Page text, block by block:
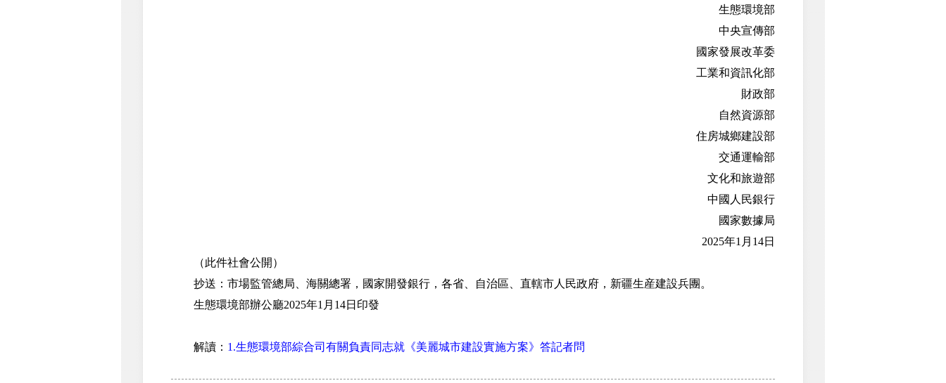
生態環境部
中央宣傳部
國家發展改革委
工業和資訊化部
財政部
自然資源部
住房城鄉建設部
交通運輸部
文化和旅遊部
中國人民銀行
國家數據局
2025年1月14日
（此件社會公開）
抄送：市場監管總局、海關總署，國家開發銀行，各省、自治區、直轄市人民政府，新疆生産建設兵團。
生態環境部辦公廳2025年1月14日印發
解讀： 1.生態環境部綜合司有關負責同志就《美麗城市建設實施方案》答記者問